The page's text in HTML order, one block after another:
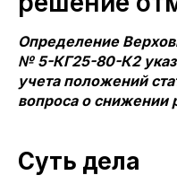
Определение
№ 5-КГ25-80-К2
учета положений
вопроса о снижении
Суть дела